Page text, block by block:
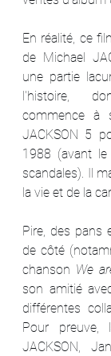
En réalité, ce
de Michael
une partie
l'histoire,
commence à
JACKSON 5
1988 (avant
scandales). Il
la vie et de la
Pire, des pans
de côté
chanson We
son amitié
différentes
Pour
JACKSON,